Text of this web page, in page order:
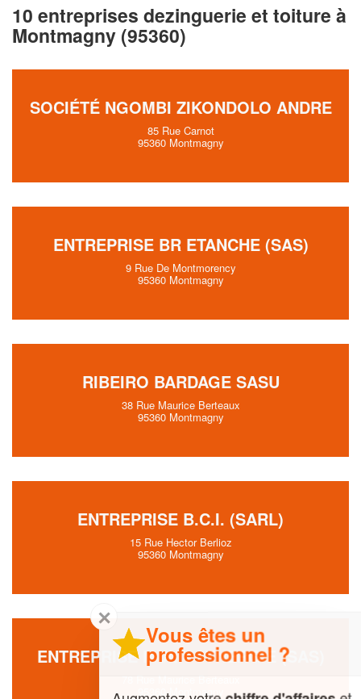
10 entreprises dezinguerie et toiture à
Montmagny (95360)
SOCIÉTÉ NGOMBI ZIKONDOLO ANDRE
85 Rue Carnot
95360 Montmagny
ENTREPRISE BR ETANCHE (SAS)
9 Rue De Montmorency
95360 Montmagny
RIBEIRO BARDAGE SASU
38 Rue Maurice Berteaux
95360 Montmagny
ENTREPRISE B.C.I. (SARL)
15 Rue Hector Berlioz
95360 Montmagny
ENTREPRISE MULTI SYNERGIE (SAS)
95360 Montmagny
✕
Vous êtes un
professionnel ?